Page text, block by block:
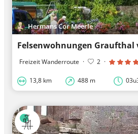
Hermans Cor Meerle
Freizeit Wanderroute · 2 ·
13,8 km 488 m